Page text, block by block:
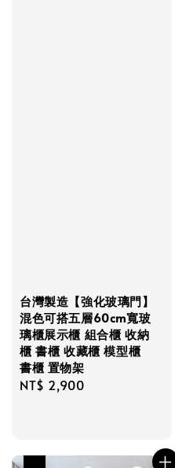
台灣製造【強化玻璃門】
混色可搭五層60cm寬玻
璃櫃展示櫃 組合櫃 收納
櫃 書櫃 收藏櫃 模型櫃
書櫃 置物架
Regular
NT$ 2,900